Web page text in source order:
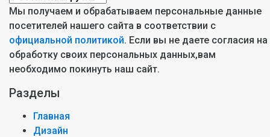
Мы получаем и обрабатываем персональные данные
посетителей нашего сайта в соответствии с
официальной политикой. Если вы не даете согласия на
обработку своих персональных данных,вам
необходимо покинуть наш сайт.
Разделы
Главная
Дизайн